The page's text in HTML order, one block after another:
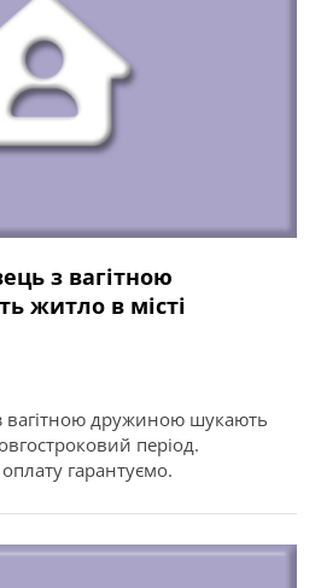
з вагітною
житло в місті
вагітною дружиною шукають
період.
гарантуємо.